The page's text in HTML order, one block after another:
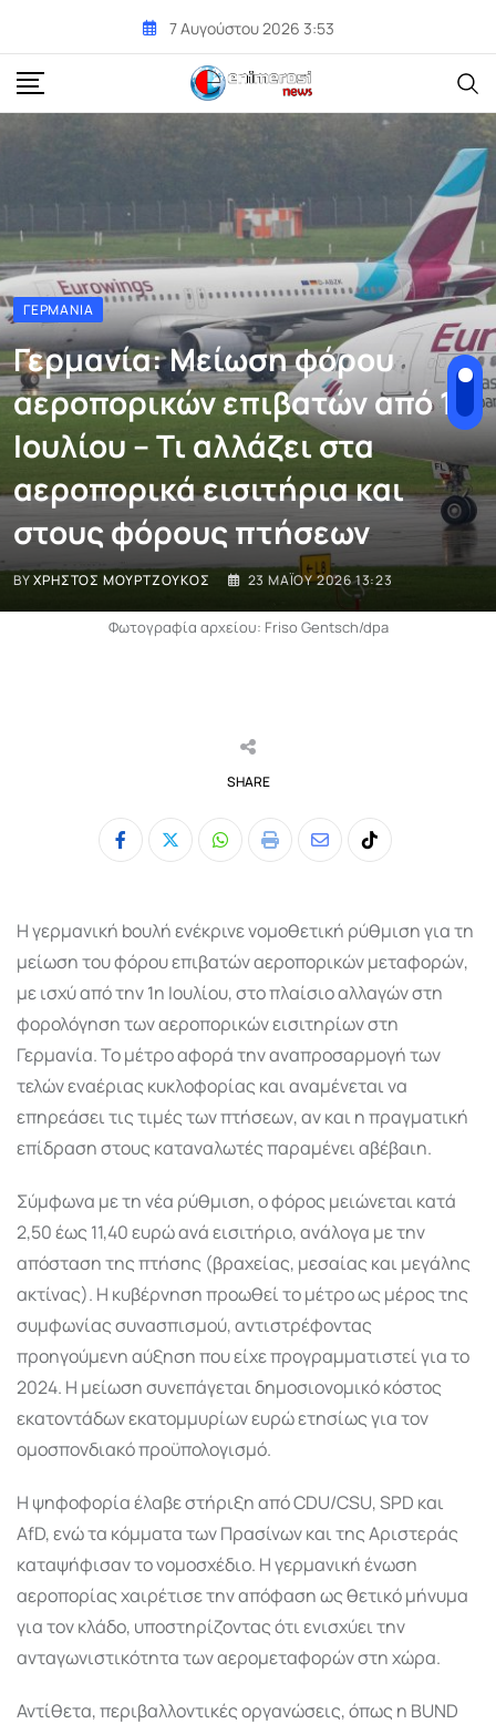
content
7 Αυγούστου 2026 3:53
ΓΕΡΜΑΝΊΑ
Γερμανία: Μείωση φόρου
αεροπορικών επιβατών από 1η
Ιουλίου – Τι αλλάζει στα
αεροπορικά εισιτήρια και
στους φόρους πτήσεων
BYΧΡΉΣΤΟΣ ΜΟΥΡΤΖΟΎΚΟΣ 23 ΜΑΪ́ΟΥ 2026 13:23
Φωτογραφία αρχείου: Friso Gentsch/dpa
SHARE
Whatsapp
Print
ShareTiktok
Η γερμανική bουλή ενέκρινε νομοθετική ρύθμιση για τη
μείωση του φόρου επιβατών αεροπορικών μεταφορών,
με ισχύ από την 1η Ιουλίου, στο πλαίσιο αλλαγών στη
φορολόγηση των αεροπορικών εισιτηρίων στη
Γερμανία. Το μέτρο αφορά την αναπροσαρμογή των
τελών εναέριας κυκλοφορίας και αναμένεται να
επηρεάσει τις τιμές των πτήσεων, αν και η πραγματική
επίδραση στους καταναλωτές παραμένει αβέβαιη.
Σύμφωνα με τη νέα ρύθμιση, ο φόρος μειώνεται κατά
2,50 έως 11,40 ευρώ ανά εισιτήριο, ανάλογα με την
απόσταση της πτήσης (βραχείας, μεσαίας και μεγάλης
ακτίνας). Η κυβέρνηση προωθεί το μέτρο ως μέρος της
συμφωνίας συνασπισμού, αντιστρέφοντας
προηγούμενη αύξηση που είχε προγραμματιστεί για το
2024. Η μείωση συνεπάγεται δημοσιονομικό κόστος
εκατοντάδων εκατομμυρίων ευρώ ετησίως για τον
ομοσπονδιακό προϋπολογισμό.
Η ψηφοφορία έλαβε στήριξη από CDU/CSU, SPD και
AfD, ενώ τα κόμματα των Πρασίνων και της Αριστεράς
καταψήφισαν το νομοσχέδιο. Η γερμανική ένωση
αεροπορίας χαιρέτισε την απόφαση ως θετικό μήνυμα
για τον κλάδο, υποστηρίζοντας ότι ενισχύει την
ανταγωνιστικότητα των αερομεταφορών στη χώρα.
Αντίθετα, περιβαλλοντικές οργανώσεις, όπως η BUND